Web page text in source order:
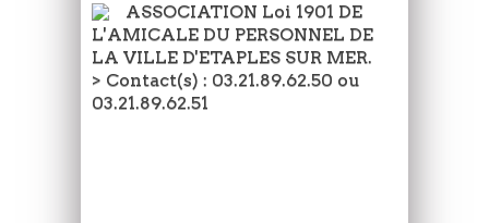
ASSOCIATION Loi 1901 DE
L'AMICALE DU PERSONNEL DE
LA VILLE D'ETAPLES SUR MER.
> Contact(s) : 03.21.89.62.50 ou
03.21.89.62.51